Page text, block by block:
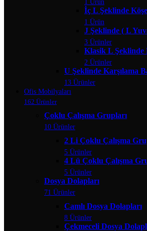
İç L Şeklinde
1 Ürün
J Şeklinde ( L
3 Ürünler
Klasik L Şeklinde
2 Ürünler
U Şeklinde Karşılama
13 Ürünler
Ofis Mobilyaları
162 Ürünler
Çoklu Çalışma Grupları
10 Ürünler
2 Li Çoklu Çalışma
5 Ürünler
4 Lü Çoklu Çalışma
5 Ürünler
Dosya Dolapları
71 Ürünler
Camlı Dosya Dolapları
8 Ürünler
Çekmeceli Dosya